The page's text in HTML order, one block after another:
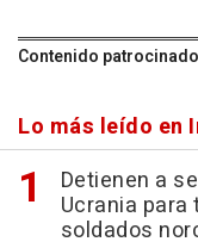
Contenido patrocinado
Lo más leído en
Detienen a
Ucrania
soldados